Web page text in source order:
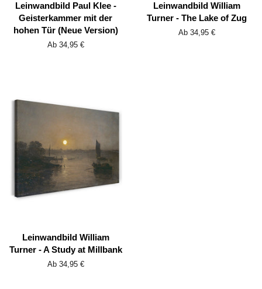
Leinwandbild Paul Klee -
Geisterkammer mit der
hohen Tür (Neue Version)
Ab 34,95 €
Leinwandbild William
Turner - The Lake of Zug
Ab 34,95 €
Leinwandbild William
Turner - A Study at Millbank
Ab 34,95 €